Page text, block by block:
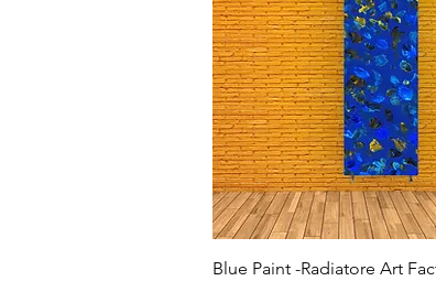
Blue Paint -Radiatore Art